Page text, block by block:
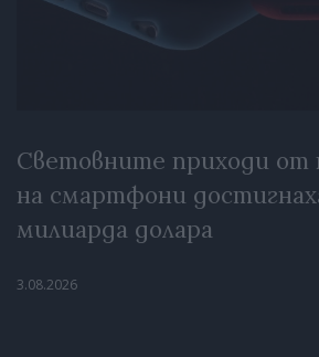
Световните приходи от
на смартфони
милиарда долара
3.08.2026